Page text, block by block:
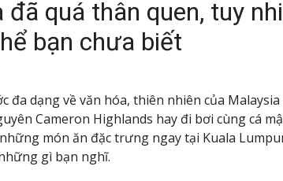
đã quá thân quen, tuy
bạn chưa biết
đa dạng về văn hóa, thiên nhiên của
Cameron Highlands hay đi bơi cùng cá
món ăn đặc trưng ngay tại Kuala
gì bạn nghĩ.